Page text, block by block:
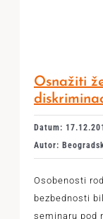
Osnažiti
Datum:
Autor:
Osobenosti
bezbednosti
seminaru pod